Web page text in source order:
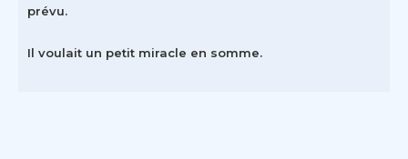
prévu.
Il voulait un petit miracle en somme.